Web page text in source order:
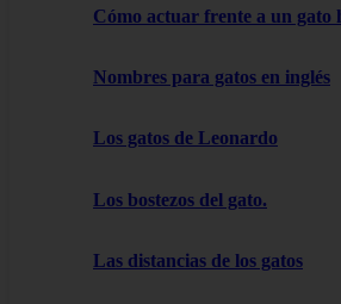
Cómo actuar frente a un gato
Nombres para gatos en inglés
Los gatos de Leonardo
Los bostezos del gato.
Las distancias de los gatos